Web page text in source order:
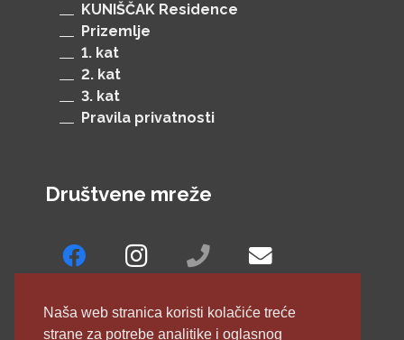
Naša web stranica koristi kolačiće treće
strane za potrebe analitike i oglasnog
KUNIŠČAK Residence
Prizemlje
1. kat
2. kat
3. kat
Pravila privatnosti
Društvene mreže